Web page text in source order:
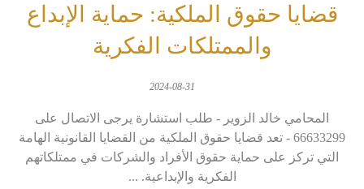
قضايا حقوق الملكية: حماية الإبداع
والممتلكات الفكرية
2024-08-31
المحامي خالد الزوير - طلب استشارة يرجى الاتصال على
66633299 - تعد قضايا حقوق الملكية من القضايا القانونية الهامة
التي تركز على حماية حقوق الأفراد والشركات في ممتلكاتهم
الفكرية والإبداعية. ...